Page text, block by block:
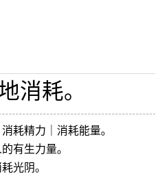
消耗。
耗精力｜消耗能量。
有生力量。
光阴。